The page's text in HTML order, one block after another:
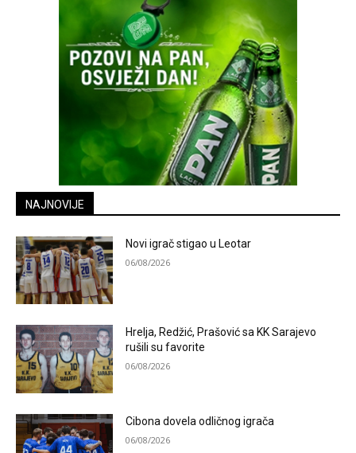
NAJNOVIJE
Novi igrač stigao u Leotar
06/08/2026
Hrelja, Redžić, Prašović sa KK Sarajevo
rušili su favorite
06/08/2026
Cibona dovela odličnog igrača
06/08/2026